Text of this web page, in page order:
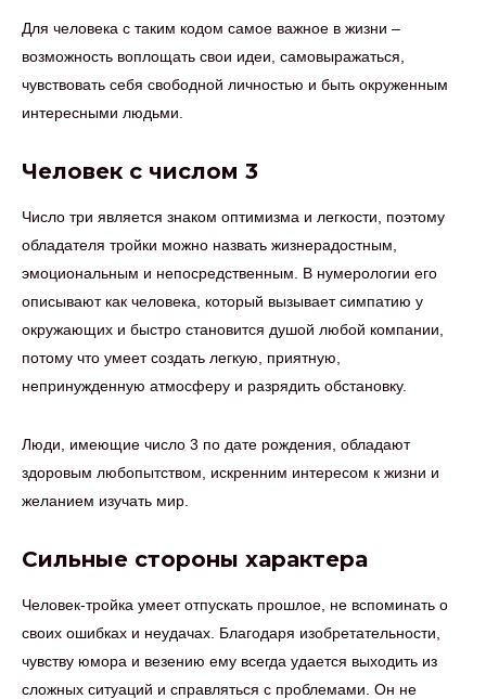
Для человека с таким кодом самое важное в жизни –
возможность воплощать свои идеи, самовыражаться,
чувствовать себя свободной личностью и быть окруженным
интересными людьми.
Человек с числом 3
Число три является знаком оптимизма и легкости, поэтому
обладателя тройки можно назвать жизнерадостным,
эмоциональным и непосредственным. В нумерологии его
описывают как человека, который вызывает симпатию у
окружающих и быстро становится душой любой компании,
потому что умеет создать легкую, приятную,
непринужденную атмосферу и разрядить обстановку.
Люди, имеющие число 3 по дате рождения, обладают
здоровым любопытством, искренним интересом к жизни и
желанием изучать мир.
Сильные стороны характера
Человек-тройка умеет отпускать прошлое, не вспоминать о
своих ошибках и неудачах. Благодаря изобретательности,
чувству юмора и везению ему всегда удается выходить из
сложных ситуаций и справляться с проблемами. Он не